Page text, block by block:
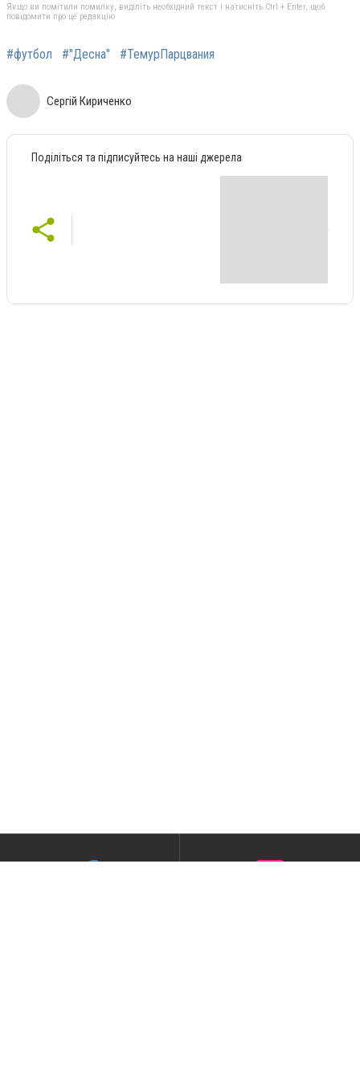
Якщо ви помітили помилку, виділіть необхідний текст і натисніть Ctrl + Enter, щоб
повідомити про це редакцію
#футбол #"Десна" #ТемурПарцвания
Сергій Кириченко
Поділіться та підписуйтесь на наші джерела